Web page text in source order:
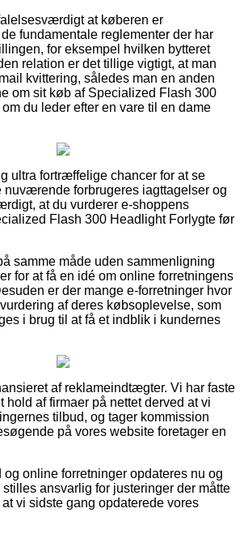
at køberen er
fundamentale reglementer der har
for eksempel hvilken bytteret
relation er det tillige vigtigt, at man
kvittering, således man en anden
om sit køb af Specialized Flash 300
du leder efter en vare til en dame
ultra fortræffelige chancer for at se
forbrugeres iagttagelser og
at du vurderer e-shoppens
Flash 300 Headlight Forlygte før
samme måde uden sammenligning
for at få en idé om online forretningens
er der mange e-forretninger hvor
af deres købsoplevelse, som
i brug til at få et indblik i kundernes
af reklameindtægter. Vi har faste
hold af firmaer på nettet derved at vi
tilbud, og tager kommission
på vores website foretager en
og online forretninger opdateres nu og
ansvarlig for justeringer der måtte
vi sidste gang opdaterede vores